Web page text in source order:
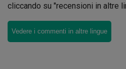
cliccando su "recensioni in altre
Vedere i commenti in altre lingue